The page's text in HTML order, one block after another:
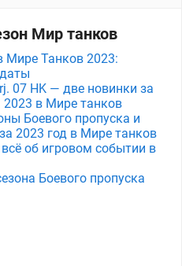
Мир танков
Мире Танков 2023:
07 HK — две новинки за
в Мире танков
Боевого пропуска и
2023 год в Мире танков
об игровом событии в
Боевого пропуска